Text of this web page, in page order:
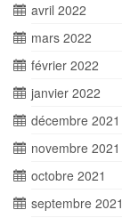
avril 2022
mars 2022
février 2022
janvier 2022
décembre 2021
novembre 2021
octobre 2021
septembre 2021